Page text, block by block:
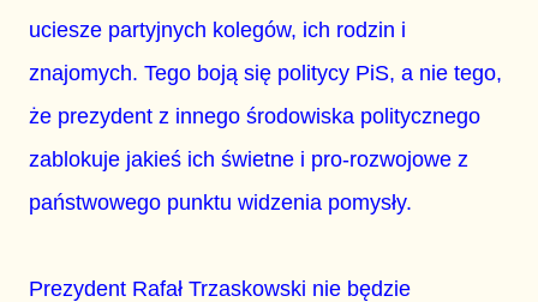
uciesze partyjnych kolegów, ich rodzin i
znajomych. Tego boją się politycy PiS, a nie tego,
że prezydent z innego środowiska politycznego
zablokuje jakieś ich świetne i pro-rozwojowe z
państwowego punktu widzenia pomysły.
Prezydent Rafał Trzaskowski nie będzie